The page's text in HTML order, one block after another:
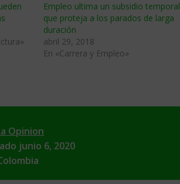
Empleo ultima un subsidio temporal
que proteja a los parados de larga
duración
abril 29, 2018
En «Carrera y Empleo»
Opinion
junio 6, 2020